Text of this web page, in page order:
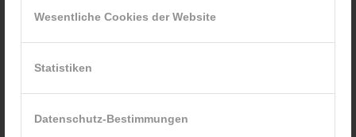
Wesentliche Cookies der Website
Statistiken
Datenschutz-Bestimmungen